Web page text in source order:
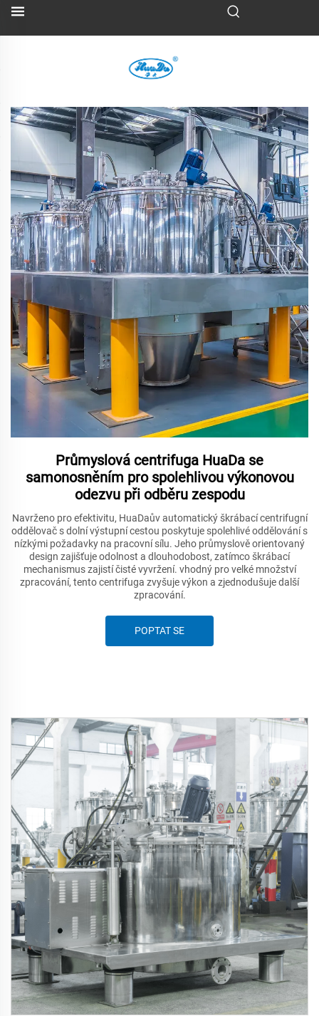
Průmyslová centrifuga HuaDa se
samonosněním pro spolehlivou výkonovou
odezvu při odběru zespodu
Navrženo pro efektivitu, HuaDaův automatický škrábací centrifugní
oddělovač s dolní výstupní cestou poskytuje spolehlivé oddělování s
nízkými požadavky na pracovní sílu. Jeho průmyslově orientovaný
design zajišťuje odolnost a dlouhodobost, zatímco škrábací
mechanismus zajistí čisté vyvržení. vhodný pro velké množství
zpracování, tento centrifuga zvyšuje výkon a zjednodušuje další
zpracování.
POPTAT SE